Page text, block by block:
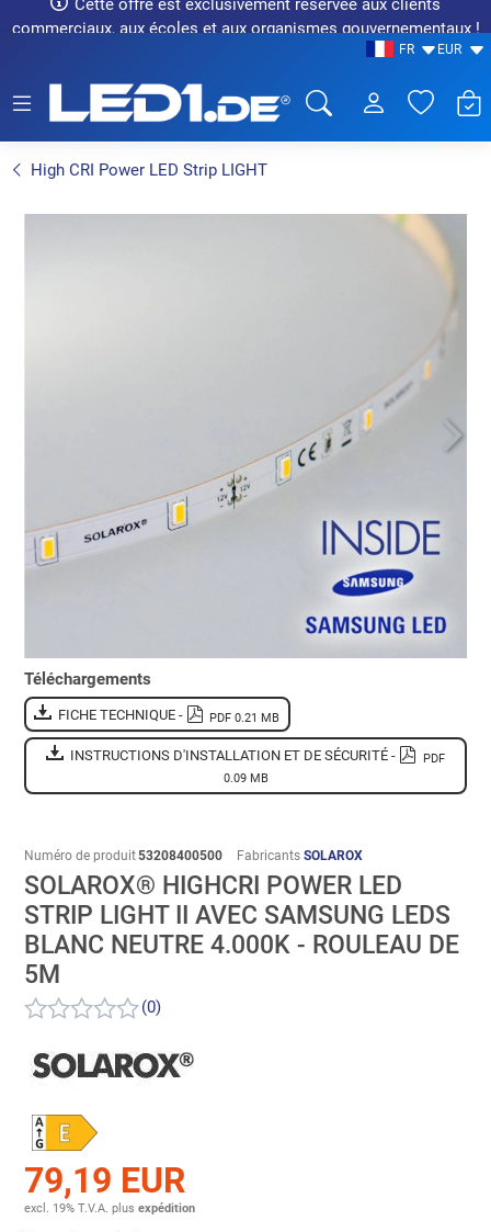
Cette offre est exclusivement réservée aux clients
commerciaux, aux écoles et aux organismes gouvernementaux !
FR EUR
High CRI Power LED Strip LIGHT

Téléchargements
FICHE TECHNIQUE - PDF 0.21 MB
INSTRUCTIONS D'INSTALLATION ET DE SÉCURITÉ -
PDF
0.09 MB
Numéro de produit53208400500 Fabricants SOLAROX
SOLAROX® HIGHCRI POWER LED
STRIP LIGHT II AVEC SAMSUNG LEDS
BLANC NEUTRE 4.000K - ROULEAU DE
5M
(0)
79,19 EUR
excl. 19% T.V.A. plus expédition